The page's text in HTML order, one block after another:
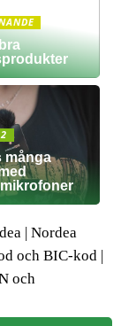
många
| Nordea
och BIC-kod |
och